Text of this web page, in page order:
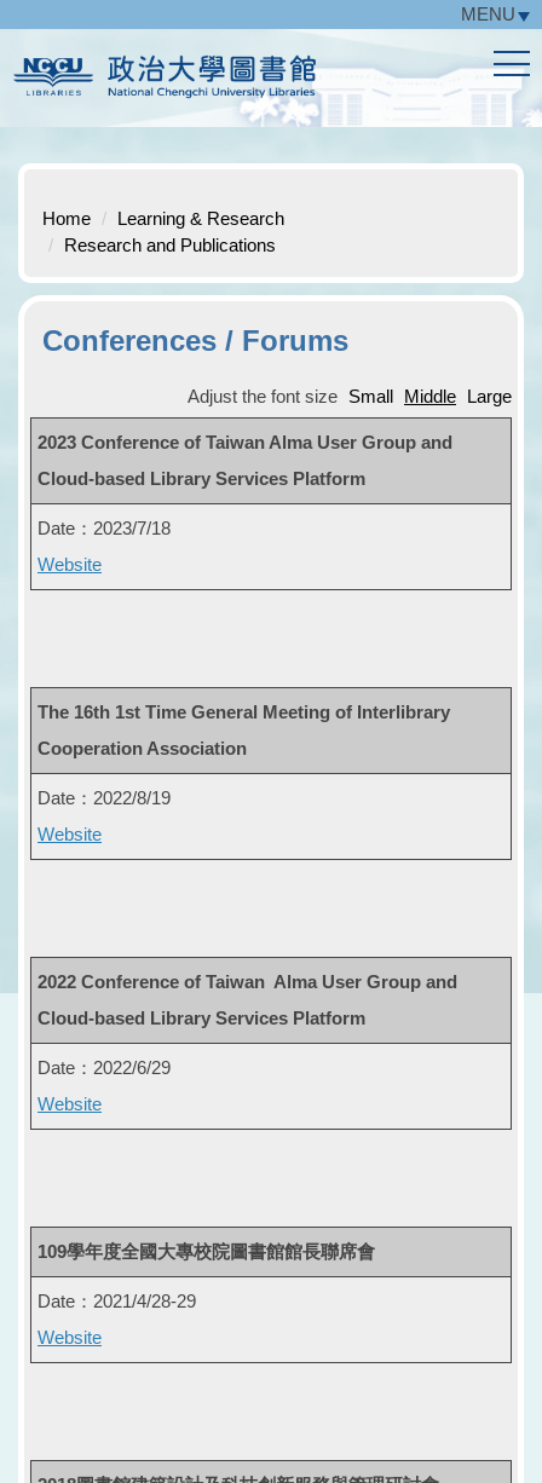
the
main
MENU
Home
Learning & Research
Research and Publications
Conferences / Forums
Adjust the font size Small Middle Large
2023 Conference of Taiwan Alma User Group and
Cloud-based Library Services Platform
Date：2023/7/18
Website
The 16th 1st Time General Meeting of Interlibrary
Cooperation Association
Date：2022/8/19
Website
2022 Conference of Taiwan Alma User Group and
Cloud-based Library Services Platform
Date：2022/6/29
Website
109學年度全國大專校院圖書館館長聯席會
Date：2021/4/28-29
Website